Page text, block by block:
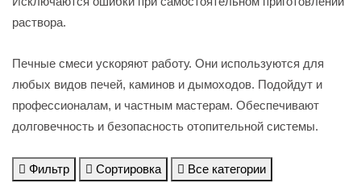
раствора.
Печные смеси ускоряют работу. Они используются для
любых видов печей, каминов и дымоходов. Подойдут и
профессионалам, и частным мастерам. Обеспечивают
долговечность и безопасность отопительной системы.
Фильтр Сортировка
Все категории